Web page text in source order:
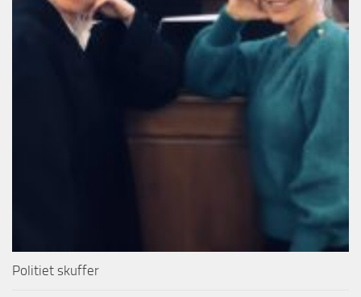
Politiet skuffer